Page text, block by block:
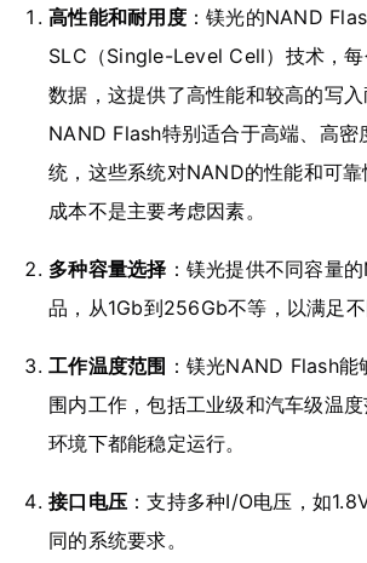
高性能和耐用度：镁光的NAND
SLC（Single-Level Cell）技术，每
数据，这提供了高性能和较高的写
NAND Flash特别适合于高端、高密
统，这些系统对NAND的性能和可
成本不是主要考虑因素。
多种容量选择 ：镁光提供不同容量
品，从1Gb到256Gb不等，以满足不
工作温度范围 ：镁光NAND Flash
围内工作，包括工业级和汽车级温
环境下都能稳定运行。
接口电压 ：支持多种I/O电压，如
同的系统要求。